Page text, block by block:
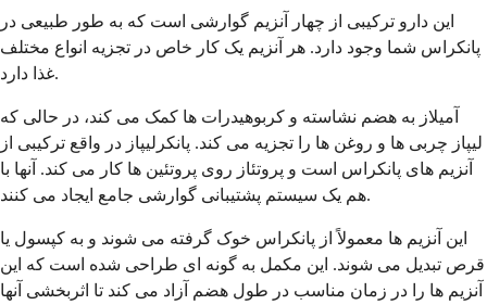
این دارو ترکیبی از چهار آنزیم گوارشی است که به طور طبیعی در
پانکراس شما وجود دارد. هر آنزیم یک کار خاص در تجزیه انواع مختلف
غذا دارد.
آمیلاز به هضم نشاسته و کربوهیدرات ها کمک می کند، در حالی که
لیپاز چربی ها و روغن ها را تجزیه می کند. پانکرلیپاز در واقع ترکیبی از
آنزیم های پانکراس است و پروتئاز روی پروتئین ها کار می کند. آنها با
هم یک سیستم پشتیبانی گوارشی جامع ایجاد می کنند.
این آنزیم ها معمولاً از پانکراس خوک گرفته می شوند و به کپسول یا
قرص تبدیل می شوند. این مکمل به گونه ای طراحی شده است که این
آنزیم ها را در زمان مناسب در طول هضم آزاد می کند تا اثربخشی آنها